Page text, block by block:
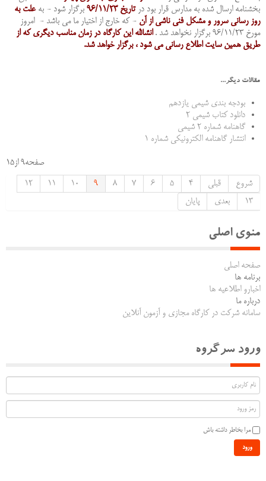
بخشنامه ارسال شده به مدارس قرار بود درتاریخ 96/11/23 برگزار شود - بهعلت به
روز رساني سرور و مشکل فنی ناشي از آن - که خارج از اختیار ما می باشد - امروز
مورخ 96/11/23 برگزار نخواهد شد .
انشالله اين کارگاه در زمان مناسب دیگری که از
طريق همين سايت اطلاع رساني مي شود ، برگزار خواهد شد.
مقالات دیگر...
بودجه بندی شیمی یازدهم
دانلود کتاب شیمی 2
گاهنامه شماره 2 شیمی
انتشار گاهنامه الکترونیکی شماره 1
صفحه9 از15
شروع
قبلی 4
5
6
7
8
9
10
11
12
13
بعدی پایان
منوی اصلی
صفحه اصلی
برنامه ها
اخبارو اطلاعیه ها
درباره ما
سامانه شرکت در کارگاه مجازی و آزمون آنلاین
ورود سرگروه
مرا بخاطر داشته باش
ورود